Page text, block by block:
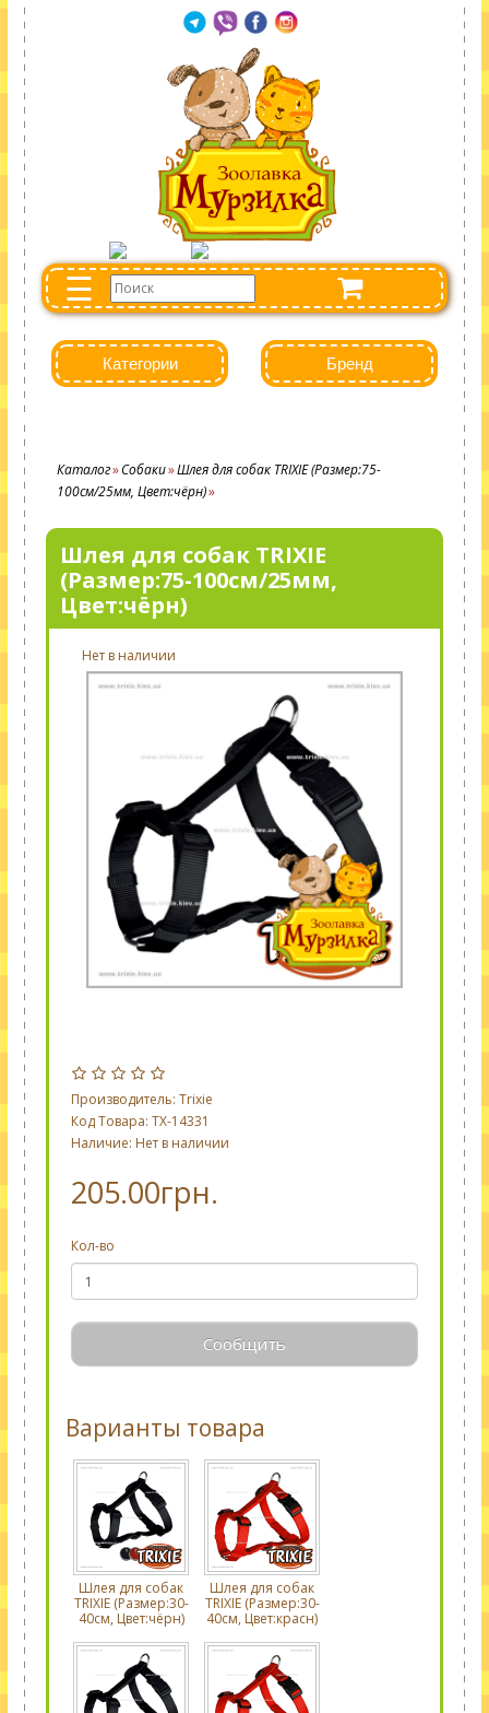
☰
Категории Бренд
Каталог Собаки Шлея для собак TRIXIE (Размер:75-
100см/25мм, Цвет:чёрн)
Шлея для собак TRIXIE
(Размер:75-100см/25мм,
Цвет:чёрн)
Нет в наличии
Производитель: Trixie
Код Товара: TX-14331
Наличие: Нет в наличии
205.00грн.
Кол-во
Сообщить
Варианты товара
Шлея для собак
TRIXIE (Размер:30-
40см, Цвет:чёрн)
Шлея для собак
TRIXIE (Размер:30-
40см, Цвет:красн)